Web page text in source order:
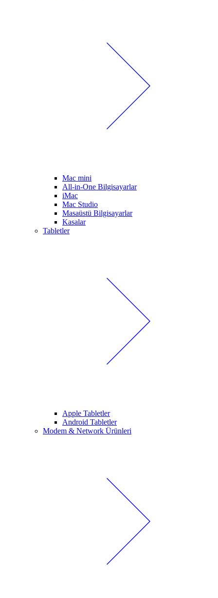
Mac mini
All-in-One Bilgisayarlar
iMac
Mac Studio
Masaüstü Bilgisayarlar
Kasalar
Tabletler
Apple Tabletler
Android Tabletler
Modem & Network Ürünleri